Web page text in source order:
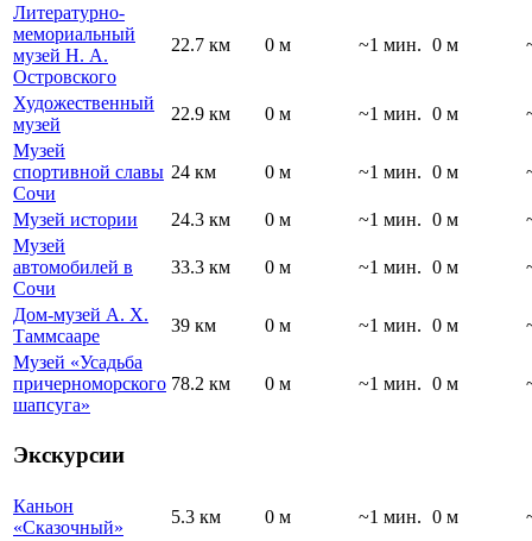
Литературно-
мемориальный
музей Н. А.
Островского
22.7 км 0 м ~1 мин. 0 м
Художественный
музей
22.9 км 0 м ~1 мин. 0 м
Музей
спортивной славы
Сочи
24 км 0 м ~1 мин. 0 м
Музей истории 24.3 км 0 м ~1 мин. 0 м
Музей
автомобилей в
Сочи
33.3 км 0 м ~1 мин. 0 м
Дом-музей А. Х.
Таммсааре
39 км 0 м ~1 мин. 0 м
Музей «Усадьба
причерноморского
шапсуга»
78.2 км 0 м ~1 мин. 0 м
Экскурсии
Каньон
«Сказочный»
5.3 км 0 м ~1 мин. 0 м